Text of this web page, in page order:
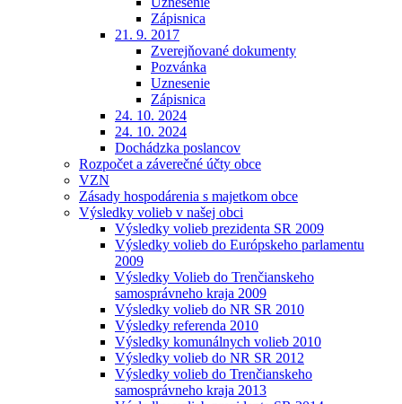
Zápisnica
21. 9. 2017
Zverejňované dokumenty
Pozvánka
Uznesenie
Zápisnica
24. 10. 2024
24. 10. 2024
Dochádzka poslancov
Rozpočet a záverečné účty obce
VZN
Zásady hospodárenia s majetkom obce
Výsledky volieb v našej obci
Výsledky volieb prezidenta SR 2009
Výsledky volieb do Európskeho parlamentu
2009
Výsledky Volieb do Trenčianskeho
samosprávneho kraja 2009
Výsledky volieb do NR SR 2010
Výsledky referenda 2010
Výsledky komunálnych volieb 2010
Výsledky volieb do NR SR 2012
Výsledky volieb do Trenčianskeho
samosprávneho kraja 2013